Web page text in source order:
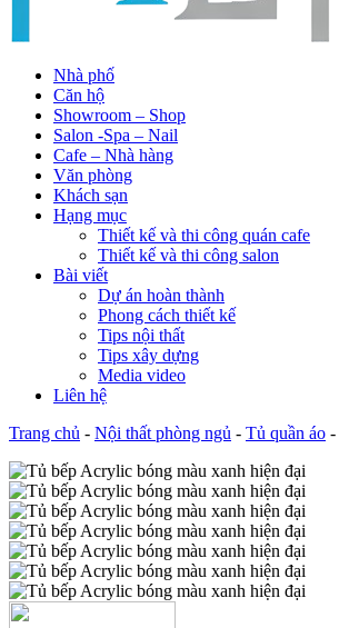
Nhà phố
Căn hộ
Showroom – Shop
Salon -Spa – Nail
Cafe – Nhà hàng
Văn phòng
Khách sạn
Hạng mục
Thiết kế và thi công quán cafe
Thiết kế và thi công salon
Bài viết
Dự án hoàn thành
Phong cách thiết kế
Tips nội thất
Tips xây dựng
Media video
Liên hệ
Trang chủ - Nội thất phòng ngủ - Tủ quần áo -